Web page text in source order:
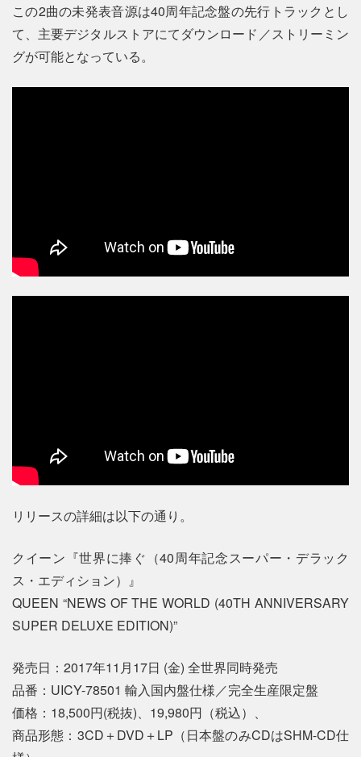
この2曲の未発表音源は40周年記念盤の先行トラックとし
て、主要デジタルストアにてダウンロード／ストリーミン
グが可能となっている。
リリースの詳細は以下の通り。
クイーン『世界に捧ぐ（40周年記念スーパー・デラック
ス・エディション）』
QUEEN “NEWS OF THE WORLD (40TH ANNIVERSARY
SUPER DELUXE EDITION)”
発売日：2017年11月17日 (金) 全世界同時発売
品番：UICY-78501 輸入国内盤仕様／完全生産限定盤
価格：18,500円(税抜)、19,980円（税込）、
商品形態：3CD＋DVD＋LP（日本盤のみCDはSHM-CD仕